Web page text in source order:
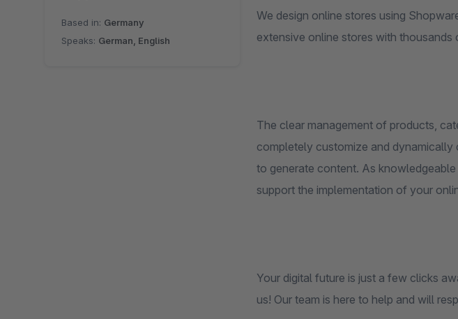
Based in: Germany
Speaks: German, English
We design online stores using
extensive online stores with
The clear management of products,
completely customize and
to generate content. As
support the implementation of your
Your digital future is just a few clicks
us! Our team is here to help and will